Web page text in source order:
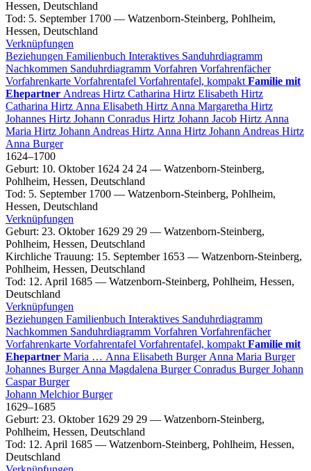
Hessen, Deutschland
Tod: 5. September 1700 — Watzenborn-Steinberg, Pohlheim,
Hessen, Deutschland
Verknüpfungen
Beziehungen Familienbuch Interaktives Sanduhrdiagramm
Nachkommen Sanduhrdiagramm Vorfahren Vorfahrenfächer
Vorfahrenkarte Vorfahrentafel Vorfahrentafel, kompakt Familie mit
Ehepartner Andreas Hirtz Catharina Hirtz Elisabeth Hirtz
Catharina Hirtz Anna Elisabeth Hirtz Anna Margaretha Hirtz
Johannes Hirtz Johann Conradus Hirtz Johann Jacob Hirtz Anna
Maria Hirtz Johann Andreas Hirtz Anna Hirtz Johann Andreas Hirtz
Anna Burger
1624–1700
Geburt: 10. Oktober 1624 24 24 — Watzenborn-Steinberg,
Pohlheim, Hessen, Deutschland
Tod: 5. September 1700 — Watzenborn-Steinberg, Pohlheim,
Hessen, Deutschland
Verknüpfungen
Geburt: 23. Oktober 1629 29 29 — Watzenborn-Steinberg,
Pohlheim, Hessen, Deutschland
Kirchliche Trauung: 15. September 1653 — Watzenborn-Steinberg,
Pohlheim, Hessen, Deutschland
Tod: 12. April 1685 — Watzenborn-Steinberg, Pohlheim, Hessen,
Deutschland
Verknüpfungen
Beziehungen Familienbuch Interaktives Sanduhrdiagramm
Nachkommen Sanduhrdiagramm Vorfahren Vorfahrenfächer
Vorfahrenkarte Vorfahrentafel Vorfahrentafel, kompakt Familie mit
Ehepartner Maria … Anna Elisabeth Burger Anna Maria Burger
Johannes Burger Anna Magdalena Burger Conradus Burger Johann
CasparBurger
Johann MelchiorBurger
1629–1685
Geburt: 23. Oktober 1629 29 29 — Watzenborn-Steinberg,
Pohlheim, Hessen, Deutschland
Tod: 12. April 1685 — Watzenborn-Steinberg, Pohlheim, Hessen,
Deutschland